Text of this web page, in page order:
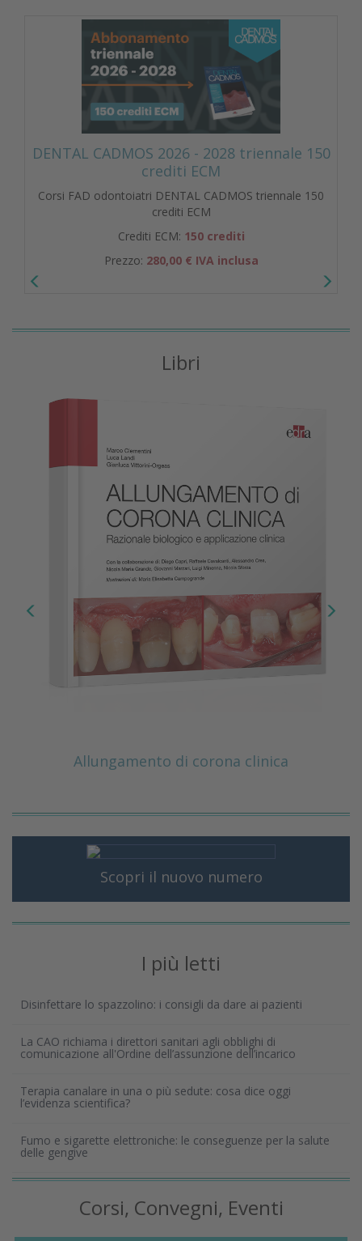
DENTAL CADMOS 2026 - 2028 triennale 150
crediti ECM
Corsi FAD odontoiatri DENTAL CADMOS triennale 150
crediti ECM
Crediti ECM: 150 crediti
Prezzo: 280,00 € IVA inclusa
Libri
Allungamento di corona clinica
Scopri il nuovo numero
I più letti
Disinfettare lo spazzolino: i consigli da dare ai pazienti
La CAO richiama i direttori sanitari agli obblighi di
comunicazione all'Ordine dell’assunzione dell’incarico
Terapia canalare in una o più sedute: cosa dice oggi
l’evidenza scientifica?
Fumo e sigarette elettroniche: le conseguenze per la salute
delle gengive
Corsi, Convegni, Eventi